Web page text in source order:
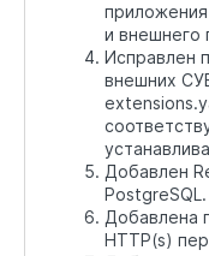
приложения
и внешнего
Исправлен
внешних
Добавлен
PostgreSQL.
Добавлена
HTTP(s)